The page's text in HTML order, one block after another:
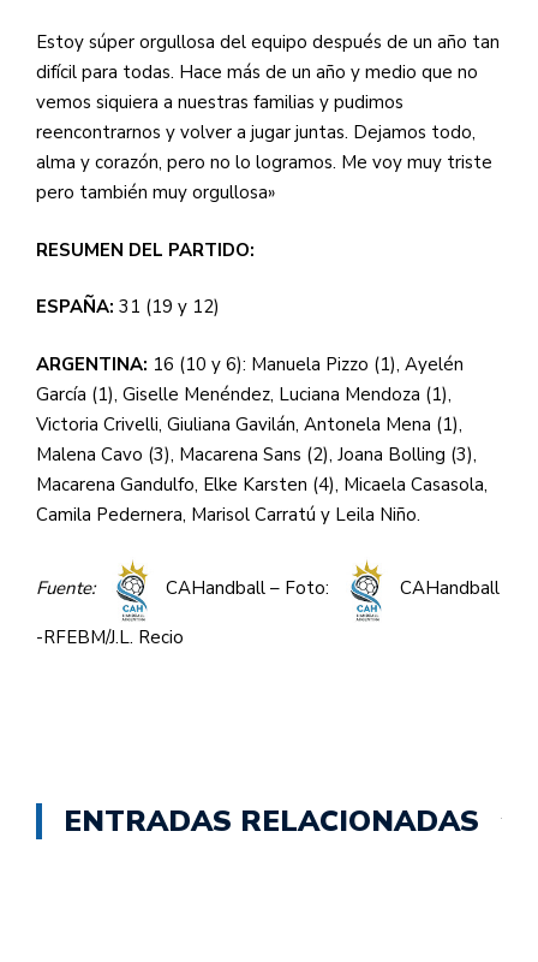
Estoy súper orgullosa del equipo después de un año tan
difícil para todas. Hace más de un año y medio que no
vemos siquiera a nuestras familias y pudimos
reencontrarnos y volver a jugar juntas. Dejamos todo,
alma y corazón, pero no lo logramos. Me voy muy triste
pero también muy orgullosa»
RESUMEN DEL PARTIDO:
ESPAÑA: 31 (19 y 12)
ARGENTINA: 16 (10 y 6): Manuela Pizzo (1), Ayelén
García (1), Giselle Menéndez, Luciana Mendoza (1),
Victoria Crivelli, Giuliana Gavilán, Antonela Mena (1),
Malena Cavo (3), Macarena Sans (2), Joana Bolling (3),
Macarena Gandulfo, Elke Karsten (4), Micaela Casasola,
Camila Pedernera, Marisol Carratú y Leila Niño.
Fuente: CAHandball – Foto: CAHandball
-RFEBM/J.L. Recio
ENTRADAS RELACIONADAS